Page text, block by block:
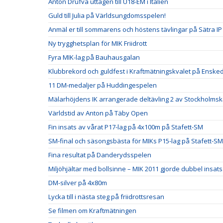
Guld till Julia på Världsungdomsspelen!
Anmäl er till sommarens och höstens tävlingar på Sätra IP
Ny trygghetsplan för MIK Friidrott
Fyra MIK-lag på Bauhausgalan
Klubbrekord och guldfest i Kraftmätningskvalet på
11 DM-medaljer på Huddingespelen
Mälarhöjdens IK arrangerade deltävling 2 av
Världstid av Anton på Täby Open
Fin insats av vårat P17-lag på 4x100m på Stafett-SM
SM-final och säsongsbästa för MIKs P15-lag på Stafett-
Fina resultat på Danderydsspelen
Miljöhjältar med bollsinne – MIK 2011 gjorde dubbel insats
DM-silver på 4x80m
Lycka till i nästa steg på friidrottsresan
Se filmen om Kraftmätningen